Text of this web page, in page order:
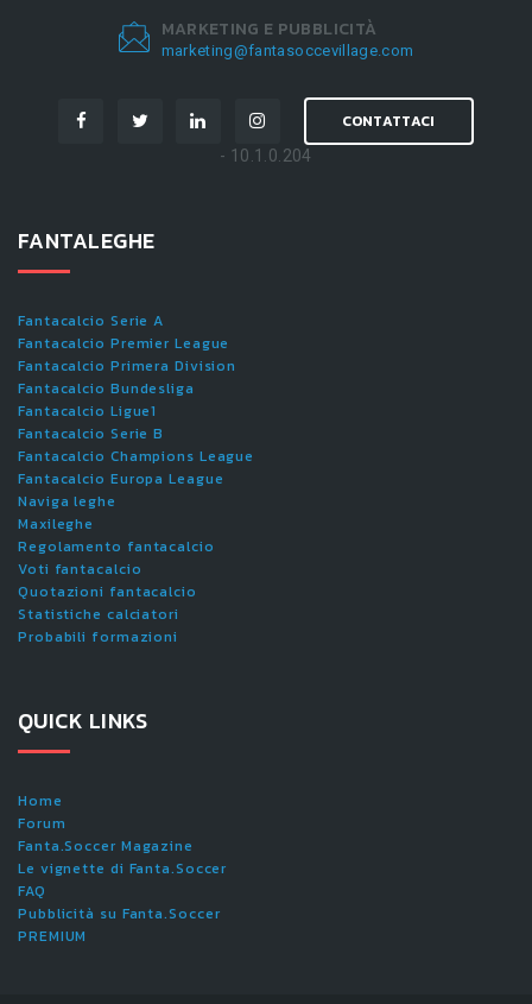
MARKETING E PUBBLICITÀ
marketing@fantasoccevillage.com
CONTATTACI
- 10.1.0.204
FANTALEGHE
Fantacalcio Serie A
Fantacalcio Premier League
Fantacalcio Primera Division
Fantacalcio Bundesliga
Fantacalcio Ligue1
Fantacalcio Serie B
Fantacalcio Champions League
Fantacalcio Europa League
Naviga leghe
Maxileghe
Regolamento fantacalcio
Voti fantacalcio
Quotazioni fantacalcio
Statistiche calciatori
Probabili formazioni
QUICK LINKS
Home
Forum
Fanta.Soccer Magazine
Le vignette di Fanta.Soccer
FAQ
Pubblicità su Fanta.Soccer
PREMIUM